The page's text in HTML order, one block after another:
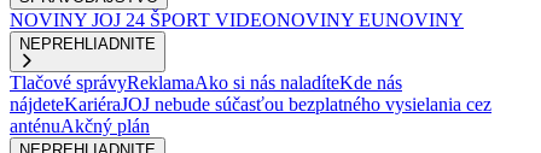
NOVINY JOJ 24 ŠPORT VIDEONOVINY EUNOVINY
NEPREHLIADNITE
Tlačové správyReklamaAko si nás naladíteKde nás
nájdeteKariéraJOJ nebude súčasťou bezplatného vysielania cez
anténuAkčný plán